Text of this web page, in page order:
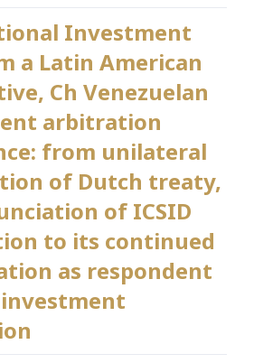
Investment
a Latin American
Ch Venezuelan
arbitration
from unilateral
of Dutch treaty,
of ICSID
to its continued
as respondent